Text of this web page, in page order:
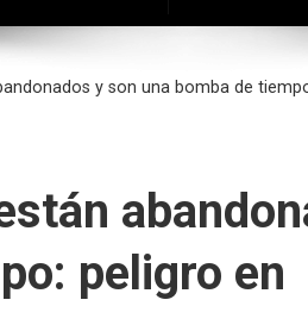
y son una bomba de
peligro en